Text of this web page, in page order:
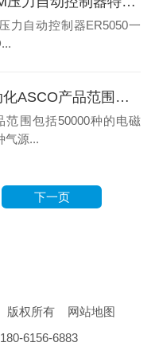
力自动控制器ER5050一
工业自动化ASCO产品范围和应用领域在哪里
范围包括50000种的电磁
气源...
下一页
版权所有
网站地图
180-6156-6883